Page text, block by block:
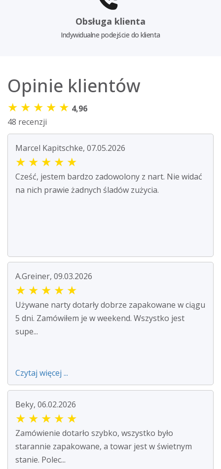
Obsługa klienta
Indywidualne podejście do klienta
Opinie klientów
★ ★ ★ ★ ★ 4,96
48 recenzji
Marcel Kapitschke, 07.05.2026
★ ★ ★ ★ ★
Cześć, jestem bardzo zadowolony z nart. Nie widać
na nich prawie żadnych śladów zużycia.
A.Greiner, 09.03.2026
★ ★ ★ ★ ★
Używane narty dotarły dobrze zapakowane w ciągu
5 dni. Zamówiłem je w weekend. Wszystko jest
supe...
Czytaj więcej ...
Beky, 06.02.2026
★ ★ ★ ★ ★
Zamówienie dotarło szybko, wszystko było
starannie zapakowane, a towar jest w świetnym
stanie. Polec...